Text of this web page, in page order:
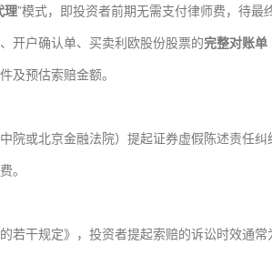
理”模式，即投资者前期无需支付律师费，待最
开户确认单、买卖利欧股份股票的完整对账单
及预估索赔金额。
或北京金融法院）提起证券虚假陈述责任纠
。
若干规定》，投资者提起索赔的诉讼时效通常